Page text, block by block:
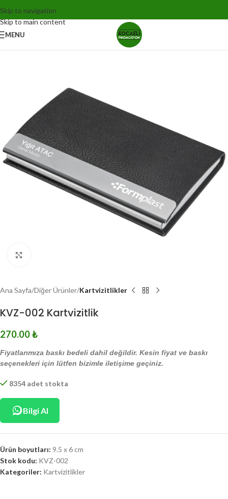
Skip to navigation
Skip to main content
MENU
Ana Sayfa Diğer Ürünler Kartvizitlikler
KVZ-002 Kartvizitlik
270.00₺
Fiyatlarımıza baskı bedeli dahil değildir. Kesin fiyat ve baskı
seçenekleri için lütfen bizimle iletişime geçiniz.
8354 adet stokta
Bilgi Al
Ürün boyutları: 9.5 x 6 cm
Stok kodu: KVZ-002
Kategoriler: Kartvizitlikler